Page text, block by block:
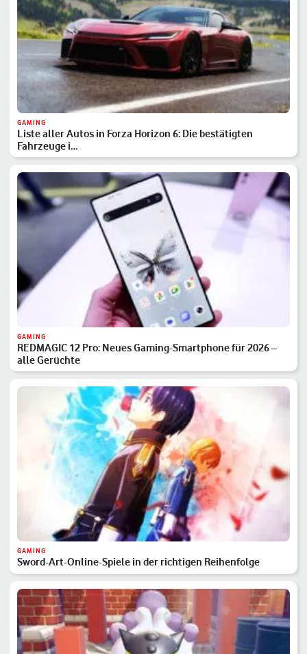
GAMING
Liste aller Autos in Forza Horizon 6: Die bestätigten
Fahrzeuge i…
GAMING
REDMAGIC 12 Pro: Neues Gaming-Smartphone für 2026 –
alle Gerüchte
GAMING
Sword-Art-Online-Spiele in der richtigen Reihenfolge